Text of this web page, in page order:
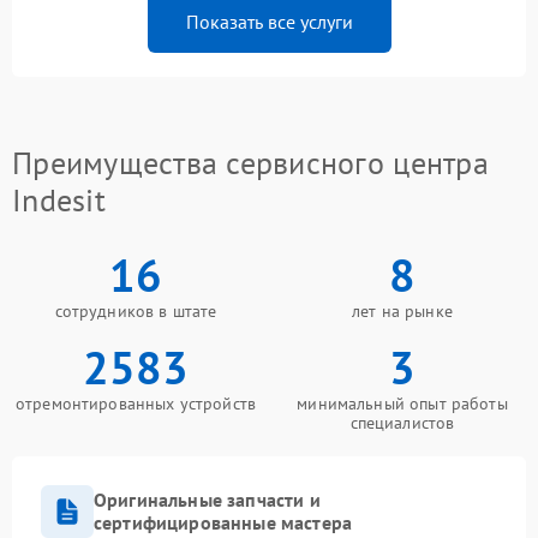
Показать все услуги
Преимущества сервисного центра
Indesit
16
сотрудников в штате
8
лет на рынке
2583
отремонтированных устройств
3
минимальный опыт работы
специалистов
Оригинальные запчасти и
сертифицированные мастера